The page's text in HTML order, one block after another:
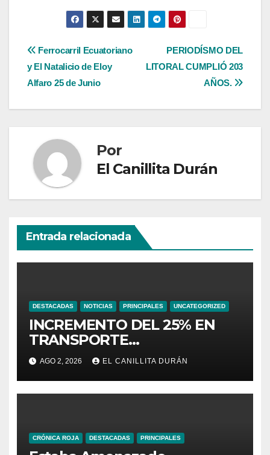
Navegación
de
entradas
PERIODÍSMO DEL
LITORAL CUMPLIÓ 203
AÑOS.
Ferrocarril Ecuatoriano
y El Natalicio de Eloy
Alfaro 25 de Junio
Por
El Canillita Durán
Entrada relacionada
DESTACADAS NOTICIAS PRINCIPALES UNCATEGORIZED
INCREMENTO DEL 25% EN
TRANSPORTE
INTERPROVINCIAL NO
INCLUYE A TRANPORTISTAS
URBANOS
AGO 2, 2026 EL CANILLITA DURÁN
CRÓNICA ROJA DESTACADAS PRINCIPALES